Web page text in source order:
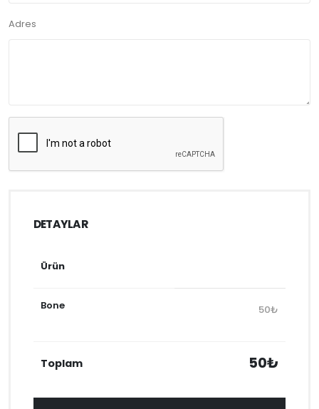
Adres
DETAYLAR
Ürün
Bone 50₺
Toplam 50₺